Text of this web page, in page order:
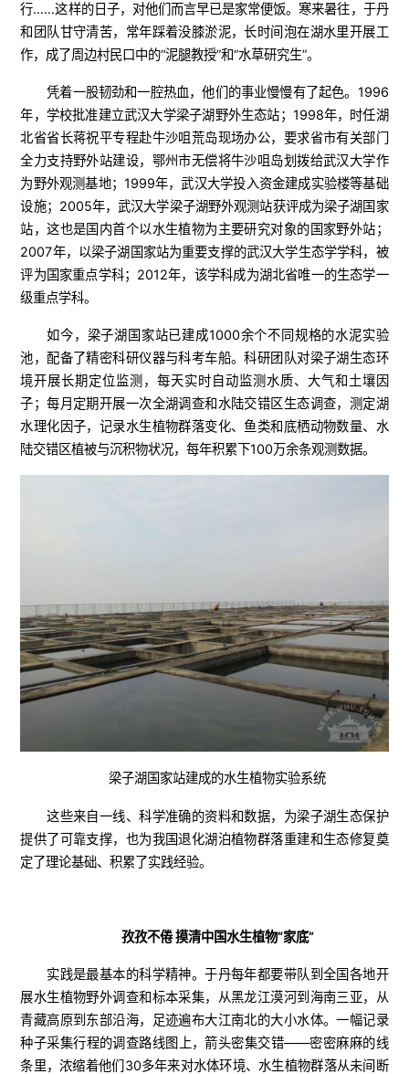
行……这样的日子，对他们而言早已是家常便饭。寒来暑往，于丹
和团队甘守清苦，常年踩着没膝淤泥，长时间泡在湖水里开展工
作，成了周边村民口中的“泥腿教授”和“水草研究生”。
凭着一股韧劲和一腔热血，他们的事业慢慢有了起色。1996
年，学校批准建立武汉大学梁子湖野外生态站；1998年，时任湖
北省省长蒋祝平专程赴牛沙咀荒岛现场办公，要求省市有关部门
全力支持野外站建设，鄂州市无偿将牛沙咀岛划拨给武汉大学作
为野外观测基地；1999年，武汉大学投入资金建成实验楼等基础
设施；2005年，武汉大学梁子湖野外观测站获评成为梁子湖国家
站，这也是国内首个以水生植物为主要研究对象的国家野外站；
2007年，以梁子湖国家站为重要支撑的武汉大学生态学学科，被
评为国家重点学科；2012年，该学科成为湖北省唯一的生态学一
级重点学科。
如今，梁子湖国家站已建成1000余个不同规格的水泥实验
池，配备了精密科研仪器与科考车船。科研团队对梁子湖生态环
境开展长期定位监测，每天实时自动监测水质、大气和土壤因
子；每月定期开展一次全湖调查和水陆交错区生态调查，测定湖
水理化因子，记录水生植物群落变化、鱼类和底栖动物数量、水
陆交错区植被与沉积物状况，每年积累下100万余条观测数据。
梁子湖国家站建成的水生植物实验系统
这些来自一线、科学准确的资料和数据，为梁子湖生态保护
提供了可靠支撑，也为我国退化湖泊植物群落重建和生态修复奠
定了理论基础、积累了实践经验。
孜孜不倦 摸清中国水生植物“家底”
实践是最基本的科学精神。于丹每年都要带队到全国各地开
展水生植物野外调查和标本采集，从黑龙江漠河到海南三亚，从
青藏高原到东部沿海，足迹遍布大江南北的大小水体。一幅记录
种子采集行程的调查路线图上，箭头密集交错——密密麻麻的线
条里，浓缩着他们30多年来对水体环境、水生植物群落从未间断